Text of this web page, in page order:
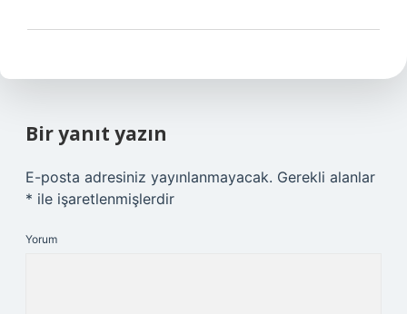
Bir yanıt yazın
E-posta adresiniz yayınlanmayacak. Gerekli alanlar
* ile işaretlenmişlerdir
Yorum